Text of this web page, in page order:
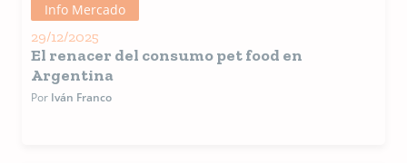
Info Mercado
29/12/2025
El renacer del consumo pet food en
Argentina
Por Iván Franco